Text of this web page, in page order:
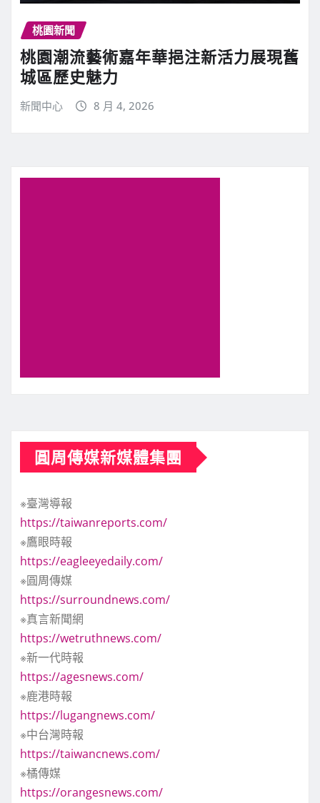
桃園新聞
桃園潮流藝術嘉年華挹注新活力展現舊
城區歷史魅力
新聞中心 8 月 4, 2026
圓周傳媒新媒體集團
※臺灣導報
https://taiwanreports.com/
※鷹眼時報
https://eagleeyedaily.com/
※圓周傳媒
https://surroundnews.com/
※真言新聞網
https://wetruthnews.com/
※新一代時報
https://agesnews.com/
※鹿港時報
https://lugangnews.com/
※中台灣時報
https://taiwancnews.com/
※橘傳媒
https://orangesnews.com/